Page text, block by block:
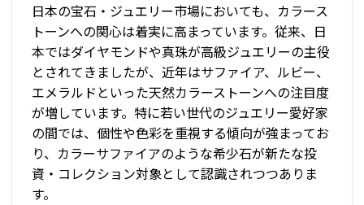
日本の宝石・ジュエリー市場においても、カラース
トーンへの関心は着実に高まっています。従来、日
本ではダイヤモンドや真珠が高級ジュエリーの主役
とされてきましたが、近年はサファイア、ルビー、
エメラルドといった天然カラーストーンへの注目度
が増しています。特に若い世代のジュエリー愛好家
の間では、個性や色彩を重視する傾向が強まってお
り、カラーサファイアのような希少石が新たな投
資・コレクション対象として認識されつつありま
す。